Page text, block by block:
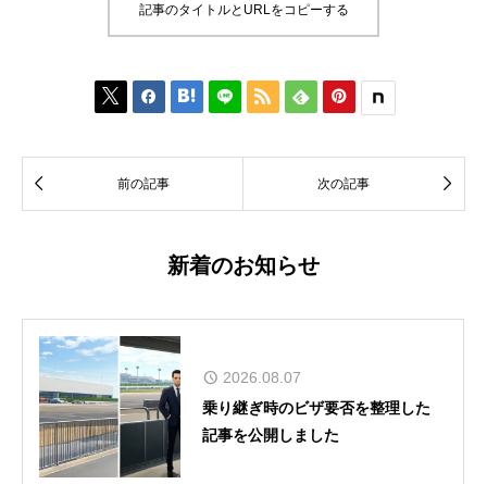
記事のタイトルとURLをコピーする
     
 前の記事 次の記事 
新着のお知らせ
2026.08.07
乗り継ぎ時のビザ要否を整理した
記事を公開しました